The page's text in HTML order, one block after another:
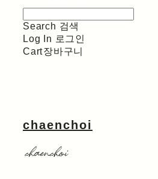
Search 검색
Log In 로그인
Cart장바구니
chaenchoi